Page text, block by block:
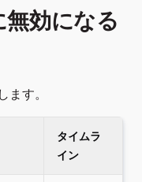
効になる
す。
タイムラ
イン